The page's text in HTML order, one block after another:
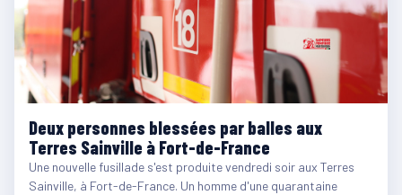
Deux personnes blessées par balles aux
Terres Sainville à Fort-de-France
Une nouvelle fusillade s'est produite vendredi soir aux Terres
Sainville, à Fort-de-France. Un homme d'une quarantaine